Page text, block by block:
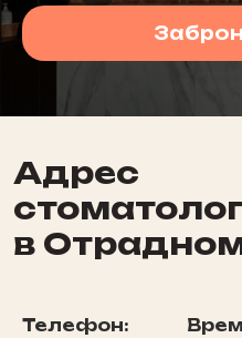
La Peregrina на
Адрес
в
Телефон: